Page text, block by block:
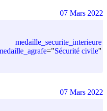
medaille_securite_interieure
="Sécurité civile"
07 Mars 2022
07 Mars 2022